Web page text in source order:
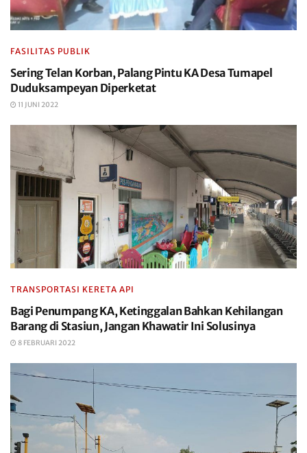
FASILITAS PUBLIK
Sering Telan Korban, Palang Pintu KA Desa Tumapel
Duduksampeyan Diperketat
11 JUNI 2022
TRANSPORTASI KERETA API
Bagi Penumpang KA, Ketinggalan Bahkan Kehilangan
Barang di Stasiun, Jangan Khawatir Ini Solusinya
8 FEBRUARI 2022